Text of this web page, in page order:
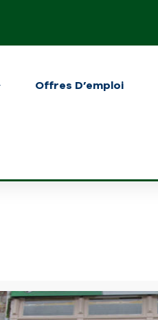
Offres D’emploi